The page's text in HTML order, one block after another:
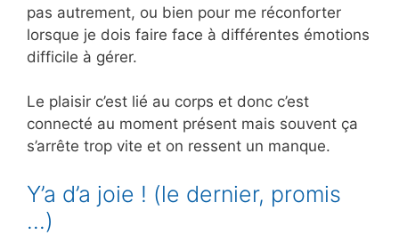
pas autrement, ou bien pour me réconforter
lorsque je dois faire face à différentes émotions
difficile à gérer.
Le plaisir c’est lié au corps et donc c’est
connecté au moment présent mais souvent ça
s’arrête trop vite et on ressent un manque.
Y’a d’a joie ! (le dernier, promis
…)